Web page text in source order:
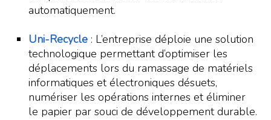
automatiquement.
Uni-Recycle : L’entreprise déploie une solution
technologique permettant d’optimiser les
déplacements lors du ramassage de matériels
informatiques et électroniques désuets,
numériser les opérations internes et éliminer
le papier par souci de développement durable.